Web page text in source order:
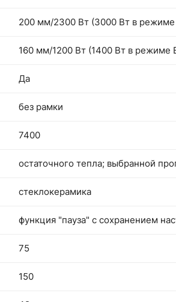
200 мм/2300 Вт (3000 Вт в режиме
160 мм/1200 Вт (1400 Вт в режиме
Да
без рамки
7400
остаточного тепла; выбранной
стеклокерамика
функция "пауза" с сохранением
75
150